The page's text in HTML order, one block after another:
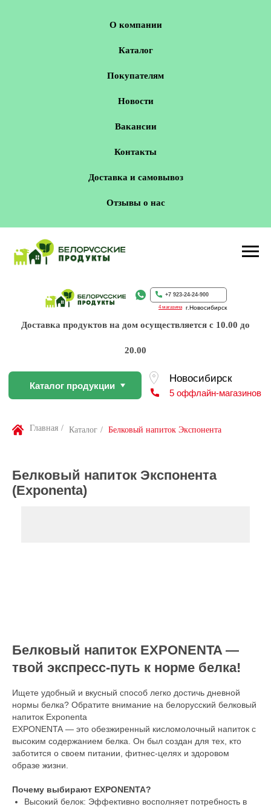
О компании
Каталог
Покупателям
Новости
Вакансии
Контакты
Доставка и самовывоз
Отзывы о нас
г.Новосибирск
+7 923-24-24-900
4 магазина
По Вашей просьбе покупку
профессиональном слайсере
Доставка продуктов на дом осуществляется с 10.00 до
20.00
Главная / Каталог / Белковый напиток Экспонента
Белковый напиток Экспонента
(Exponenta)
Белковый напиток EXPONENTA —
твой экспресс-путь к норме белка!
Ищете удобный и вкусный способ легко достичь дневной
нормы белка? Обратите внимание на белорусский белковый
напиток Exponenta
EXPONENTA — это обезжиренный кисломолочный напиток с
высоким содержанием белка. Он был создан для тех, кто
заботится о своем питании, фитнес-целях и здоровом
образе жизни.
Почему выбирают EXPONENTA?
Высокий белок: Эффективно восполняет потребность в